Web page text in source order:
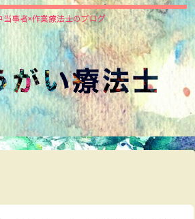
当事者×作業療法士のブログ